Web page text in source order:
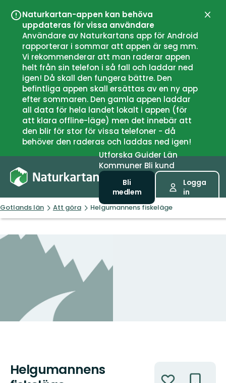
Naturkartan-appen kan behöva
uppdateras för vissa användare
Användare av Naturkartans app för Android
rapporterar i sommar att appen är seg mm.
Vi rekommenderar att man raderar appen
helt från sin telefon i så fall och laddar ned
igen! Då skall den fungera bättre. Den
befintliga appen skall ersättas av en ny app
efter sommaren. Den gamla appen laddar
all data för hela landet lokalt i appen (för
att klara offline-läge) men det innebär att
den blir för stor för vissa telefoner - då
behöver den raderas och laddas ned igen!
UtforskaGuiderLän
Kommuner Bli kund
Bli
medlem
Logga
in
Gotlands län Att göra Helgumannens fiskeläge
Helgumannens